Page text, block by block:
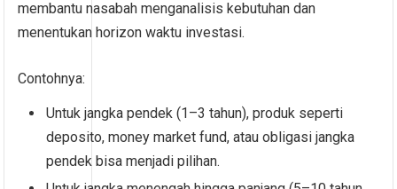
membantu nasabah menganalisis kebutuhan dan
menentukan horizon waktu investasi.
Contohnya:
Untuk jangka pendek (1–3 tahun), produk seperti
deposito, money market fund, atau obligasi jangka
pendek bisa menjadi pilihan.